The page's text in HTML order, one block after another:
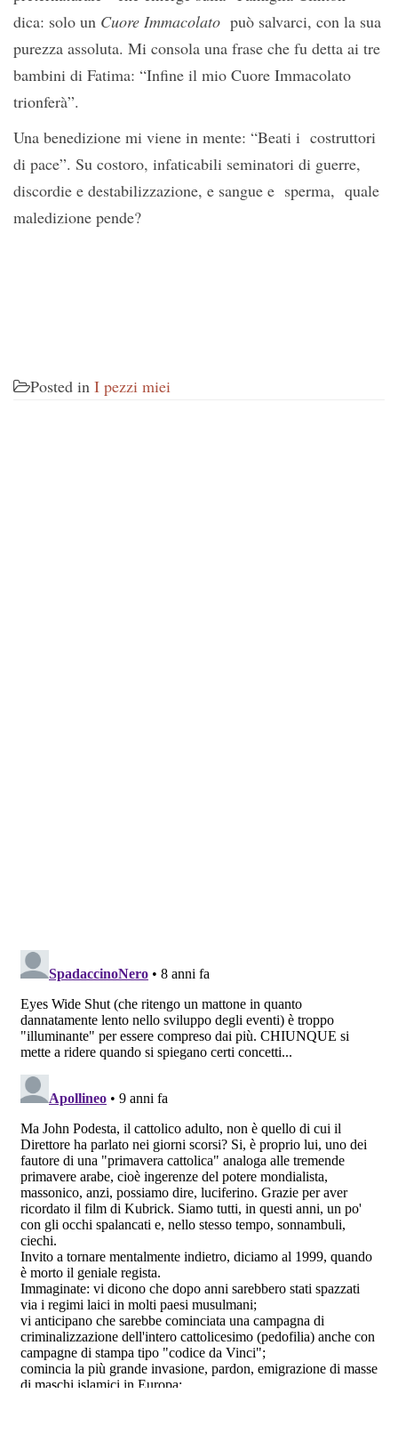
dica: solo un Cuore Immacolato può salvarci, con la sua
purezza assoluta. Mi consola una frase che fu detta ai tre
bambini di Fatima: “Infine il mio Cuore Immacolato
trionferà”.
Una benedizione mi viene in mente: “Beati i costruttori
di pace”. Su costoro, infaticabili seminatori di guerre,
discordie e destabilizzazione, e sangue e sperma, quale
maledizione pende?
Posted in I pezzi miei